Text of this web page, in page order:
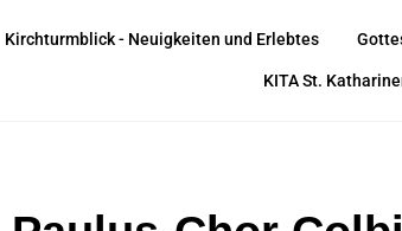
Kirchturmblick - Neuigkeiten und Erlebtes
KITA St.